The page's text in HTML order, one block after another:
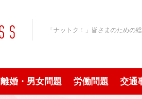
「ナットク！」皆さまのための
離婚・男女問題 労働問題 交通